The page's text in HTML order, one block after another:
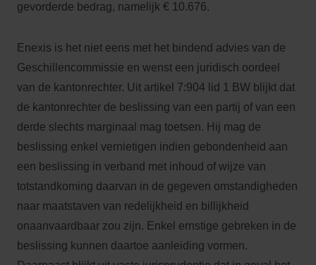
gevorderde bedrag, namelijk € 10.676.
Enexis is het niet eens met het bindend advies van de
Geschillencommissie en wenst een juridisch oordeel
van de kantonrechter. Uit artikel 7:904 lid 1 BW blijkt dat
de kantonrechter de beslissing van een partij of van een
derde slechts marginaal mag toetsen. Hij mag de
beslissing enkel vernietigen indien gebondenheid aan
een beslissing in verband met inhoud of wijze van
totstandkoming daarvan in de gegeven omstandigheden
naar maatstaven van redelijkheid en billijkheid
onaanvaardbaar zou zijn. Enkel ernstige gebreken in de
beslissing kunnen daartoe aanleiding vormen.